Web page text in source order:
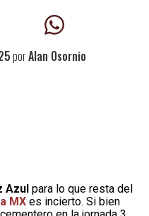
porAlan Osornio
Azul para lo que resta del
MX es incierto. Si bien